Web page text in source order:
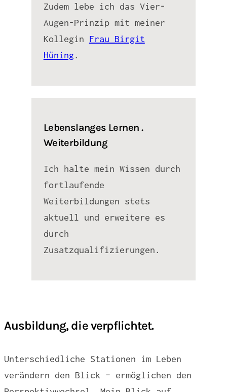
Zudem lebe ich das Vier-
Augen-Prinzip mit meiner
Kollegin Frau Birgit
Hüning.
Lebenslanges Lernen .
Weiterbildung
Ich halte mein Wissen durch
fortlaufende
Weiterbildungen stets
aktuell und erweitere es
durch
Zusatzqualifizierungen.
Ausbildung, die verpflichtet.
Unterschiedliche Stationen im Leben
verändern den Blick – ermöglichen den